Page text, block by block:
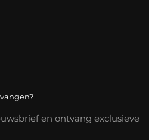
en ontvang exclusieve